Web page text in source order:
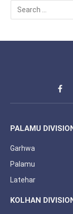
PALAMU
Garhwa
Palamu
Latehar
KOLHAN